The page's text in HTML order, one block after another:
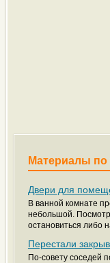
Материалы по
Двери для
В ванной комнате
небольшой.
остановиться либо
Перестали
По-совету соседей